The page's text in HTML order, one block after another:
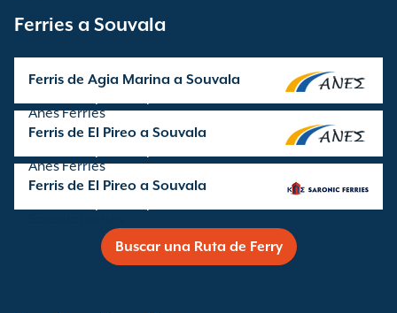
Ferries a Souvala
Ferris de Agia Marina a Souvala
Anes Ferries
Ferris de El Pireo a Souvala
Anes Ferries
Ferris de El Pireo a Souvala
Buscar una Ruta de Ferry